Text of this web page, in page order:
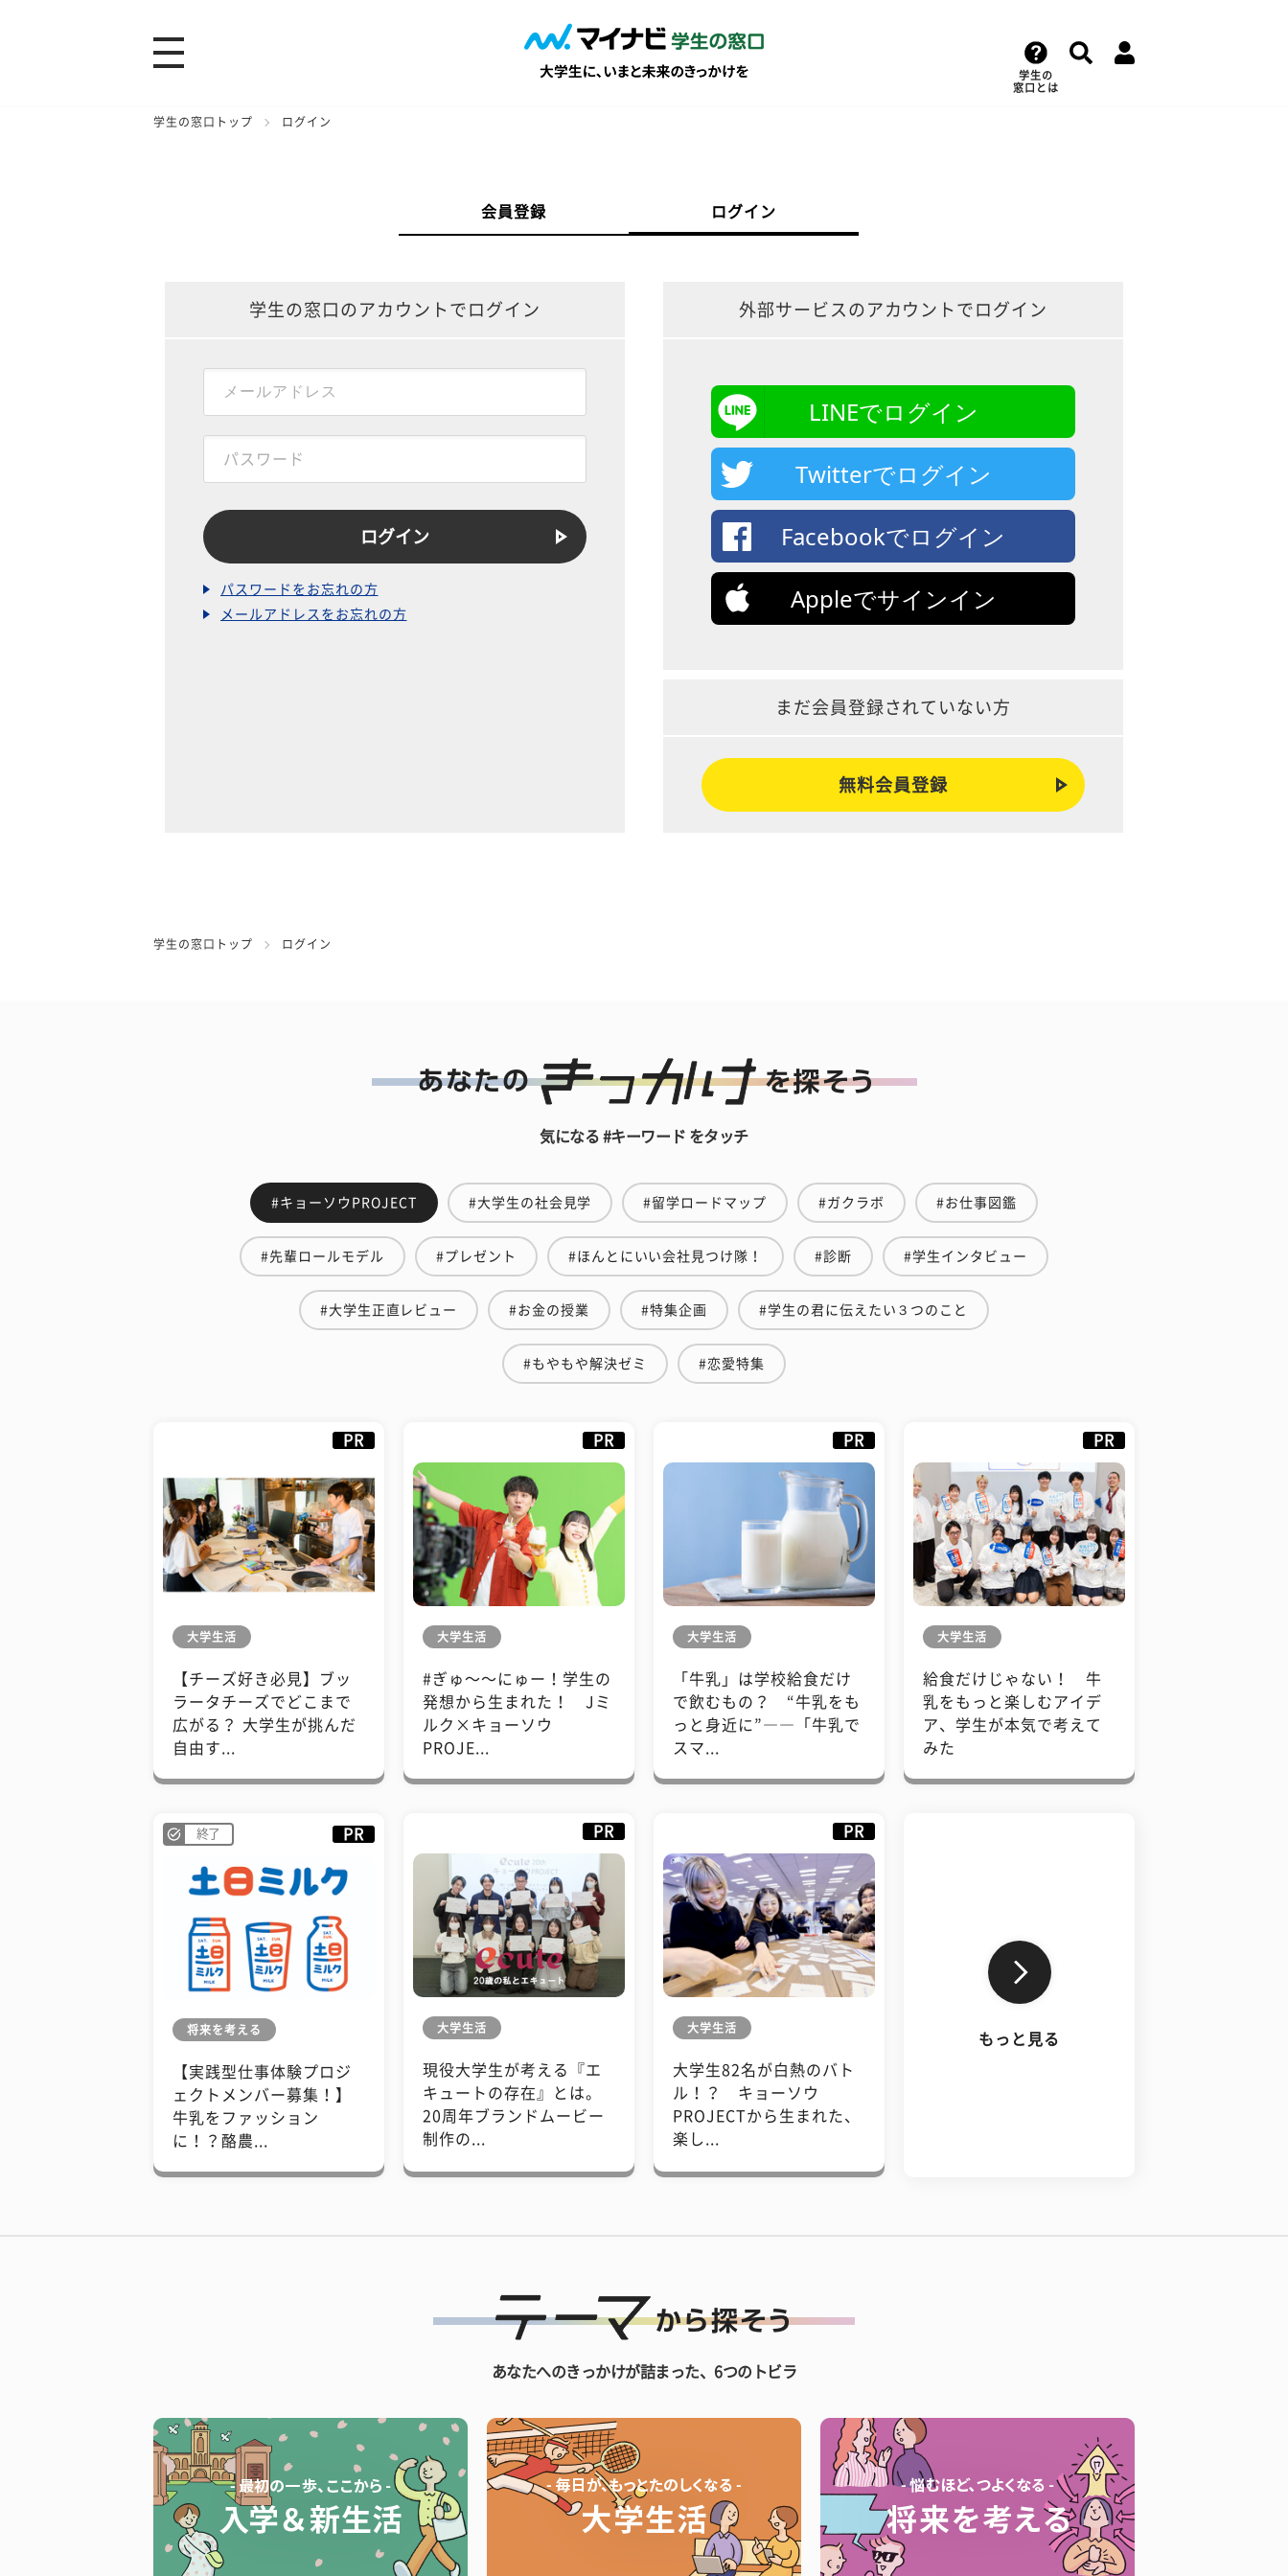
学生の
窓口とは
学生の窓口トップ ログイン
会員登録 ログイン
学生の窓口のアカウントでログイン
パスワードをお忘れの方
メールアドレスをお忘れの方
外部サービスのアカウントでログイン
LINEでログイン
Twitterでログイン
Facebookでログイン
Appleでサインイン
まだ会員登録されていない方
無料会員登録
学生の窓口トップ ログイン
気になる #キーワード をタッチ
#キョーソウPROJECT #大学生の社会見学 #留学ロードマップ #ガクラボ #お仕事図鑑
#先輩ロールモデル #プレゼント #ほんとにいい会社見つけ隊！ #診断 #学生インタビュー
#大学生正直レビュー #お金の授業 #特集企画 #学生の君に伝えたい３つのこと
#もやもや解決ゼミ #恋愛特集
PR
大学生活
【チーズ好き必見】ブッ
ラータチーズでどこまで
広がる？ 大学生が挑んだ
自由す...
PR
大学生活
#ぎゅ〜〜にゅー！学生の
発想から生まれた！ Jミ
ルク×キョーソウ
PROJE...
PR
大学生活
「牛乳」は学校給食だけ
で飲むもの？ “牛乳をも
っと身近に”――「牛乳で
スマ...
PR
大学生活
給食だけじゃない！ 牛
乳をもっと楽しむアイデ
ア、学生が本気で考えて
みた
終了 PR
将来を考える
【実践型仕事体験プロジ
ェクトメンバー募集！】
牛乳をファッション
に！？酪農...
PR
大学生活
現役大学生が考える『エ
キュートの存在』とは。
20周年ブランドムービー
制作の...
PR
大学生活
大学生82名が白熱のバト
ル！？ キョーソウ
PROJECTから生まれた、
楽し...
もっと見る
あなたへのきっかけが詰まった、6つのトビラ